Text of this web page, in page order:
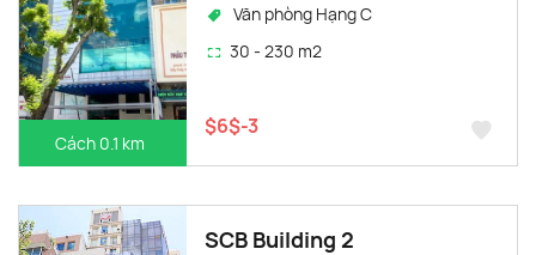
Cách 0.1 km
Văn phòng Hạng C
30 - 230 m2
$6$-3
SCB Building 2